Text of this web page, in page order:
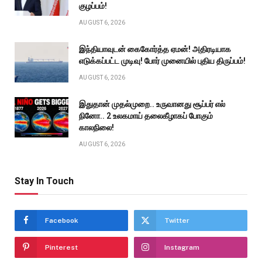
குழப்பம்!
AUGUST 6, 2026
இந்தியாவுடன் கைகோர்த்த ஏமன்! அதிரடியாக
எடுக்கப்பட்ட முடிவு! போர் முனையில் புதிய திருப்பம்!
AUGUST 6, 2026
இதுதான் முதல்முறை.. உருவானது சூப்பர் எல்
நினோ.. 2 உலகமாய் தலைகீழாகப் போகும்
காலநிலை!
AUGUST 6, 2026
Stay In Touch
Facebook Twitter
Pinterest Instagram